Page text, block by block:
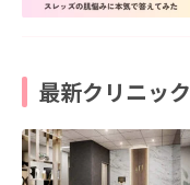
最新クリニック